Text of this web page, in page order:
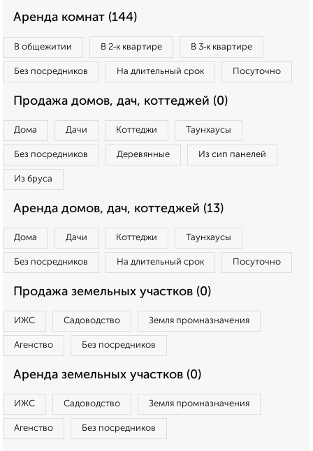
Аренда комнат (144)
В общежитии В 2‑к квартире В 3‑к квартире
Без посредников На длительный срок Посуточно
Продажа домов, дач, коттеджей (0)
Дома Дачи Коттеджи Таунхаусы
Без посредников Деревянные Из сип панелей
Из бруса
Аренда домов, дач, коттеджей (13)
Дома Дачи Коттеджи Таунхаусы
Без посредников На длительный срок Посуточно
Продажа земельных участков (0)
ИЖС Садоводство Земля промназначения
Агенство Без посредников
Аренда земельных участков (0)
ИЖС Садоводство Земля промназначения
Агенство Без посредников